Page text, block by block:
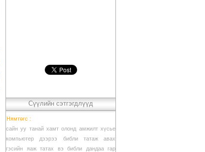
Сүүлийн сэтгэгдлүүд
Нямтөгс :
сайн уу танай хамт олонд амжилт хүсье
компьютер дээрээ библи татаж авах
гэсийн яаж татах вэ библи дандаа гар